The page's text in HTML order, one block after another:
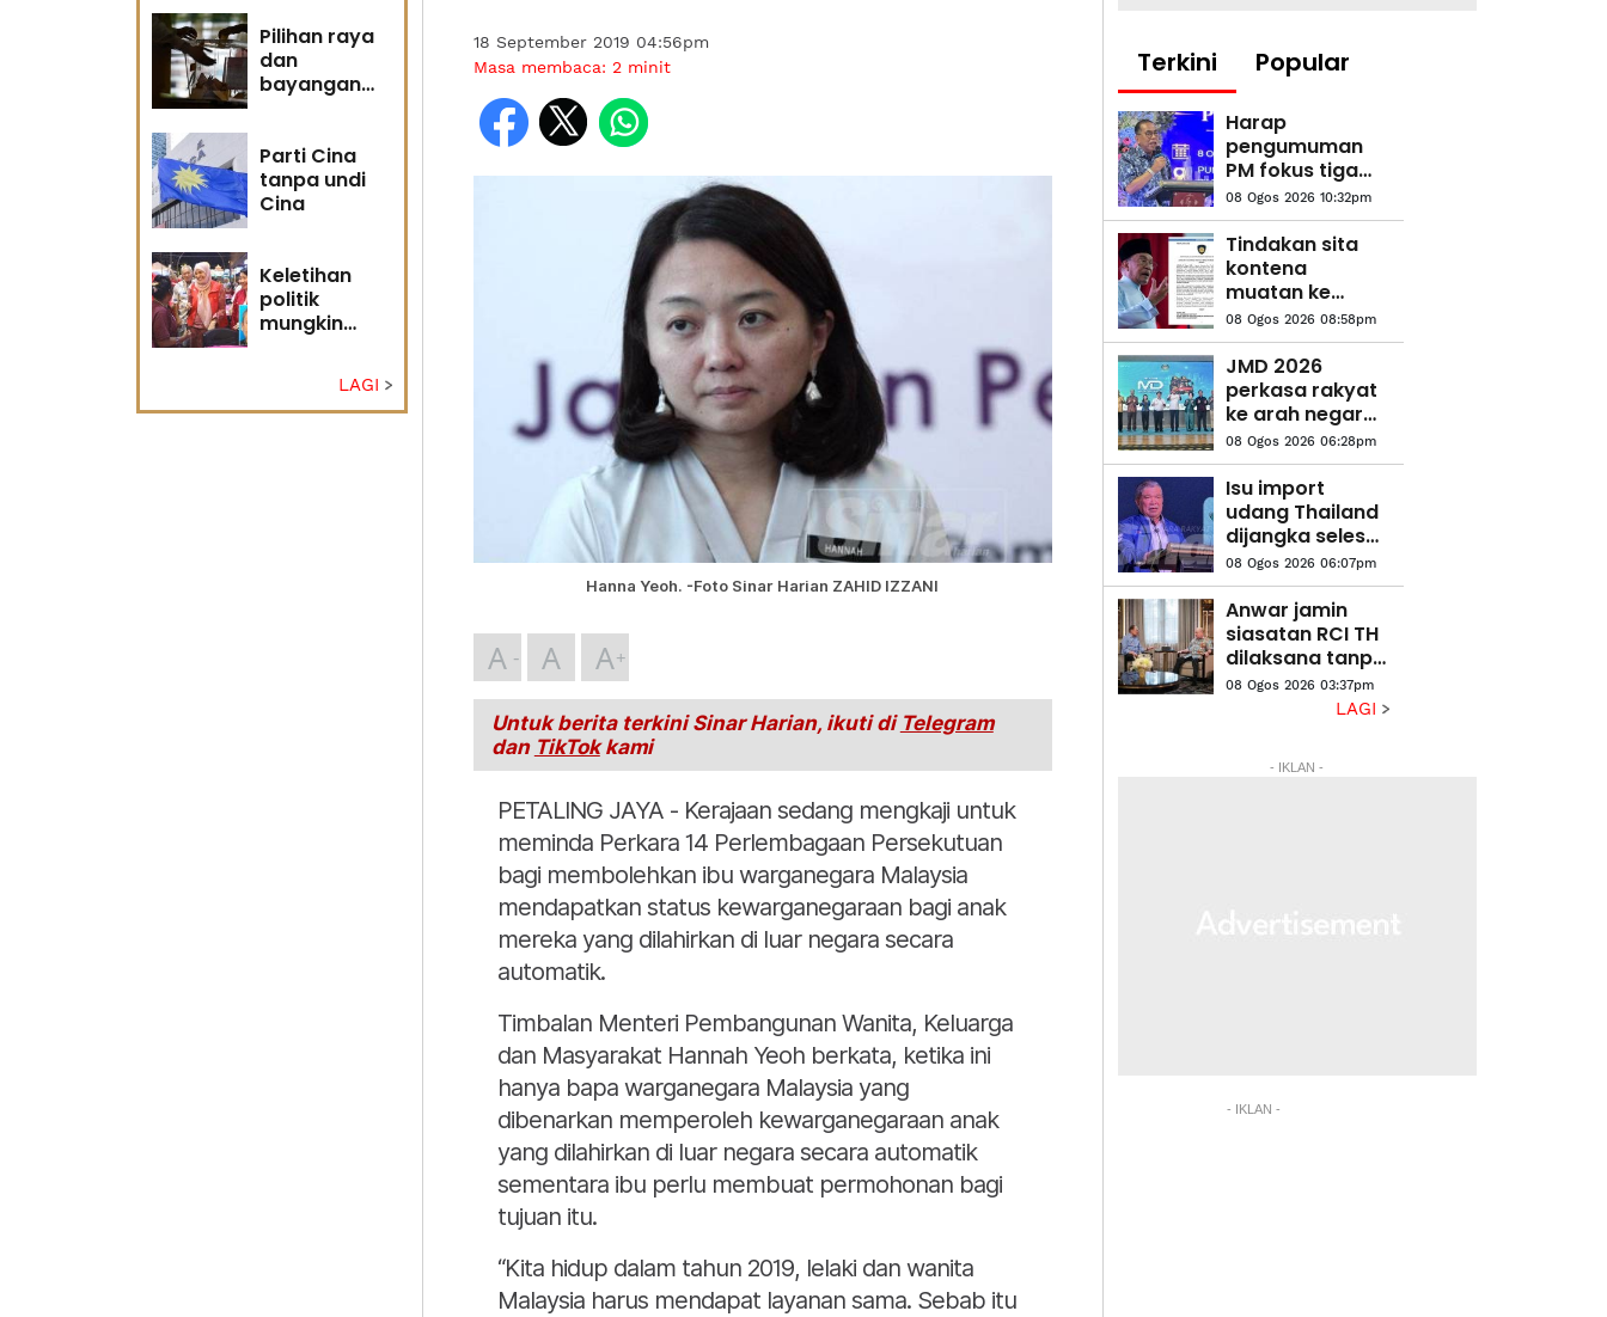
Pilihan raya
dan
bayangan
Parti Cina
tanpa undi
Cina
Keletihan
politik
mungkin
Penganalisis
LAGI
18 September 2019 04:56pm
Masa membaca: 2 minit
Hanna Yeoh. -Foto Sinar Harian ZAHID IZZANI
A A A
Untuk berita terkini Sinar Harian, ikuti di Telegram
dan TikTokkami
PETALING JAYA - Kerajaan sedang mengkaji untuk
meminda Perkara 14 Perlembagaan Persekutuan
bagi membolehkan ibu warganegara Malaysia
mendapatkan status kewarganegaraan bagi anak
mereka yang dilahirkan di luar negara secara
automatik.
Timbalan Menteri Pembangunan Wanita, Keluarga
dan Masyarakat Hannah Yeoh berkata, ketika ini
hanya bapa warganegara Malaysia yang
dibenarkan memperoleh kewarganegaraan anak
yang dilahirkan di luar negara secara automatik
sementara ibu perlu membuat permohonan bagi
tujuan itu.
“Kita hidup dalam tahun 2019, lelaki dan wanita
Malaysia harus mendapat layanan sama. Sebab itu
Terkini Popular
Harap
pengumuman
PM fokus tiga
komponen
utama
melibatkan
struktur ATM -
Menteri
Pertahanan
08 Ogos 2026 10:32pm
Tindakan sita
kontena
muatan ke
Israel bukti
ketegasan
Malaysia -
Anwar
08 Ogos 2026 08:58pm
JMD 2026
perkasa rakyat
ke arah negara
AI
08 Ogos 2026 06:28pm
Isu import
udang Thailand
dijangka selesai
pertengahan
bulan ini –
Mohamad Sabu
08 Ogos 2026 06:07pm
Anwar jamin
siasatan RCI TH
dilaksana tanpa
kompromi
08 Ogos 2026 03:37pm
LAGI
- IKLAN -
- IKLAN -